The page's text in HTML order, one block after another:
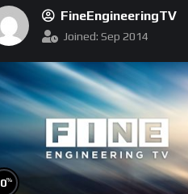
FineEngineeringTV
Joined: Sep 2014
0%